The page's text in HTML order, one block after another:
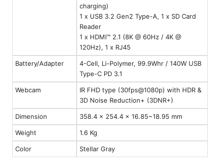
charging)
1 x USB 3.2 Gen2 Type-A, 1 x SD Card
Reader
1 x HDMI™ 2.1 (8K @ 60Hz / 4K @
120Hz), 1 x RJ45
Battery/Adapter
4-Cell, Li-Polymer, 99.9Whr / 140W USB
Type-C PD 3.1
Webcam
IR FHD type (30fps@1080p) with HDR &
3D Noise Reduction+ (3DNR+)
Dimension 358.4 x 254.4 x 16.85~18.95 mm
Weight 1.6 Kg
Color Stellar Gray